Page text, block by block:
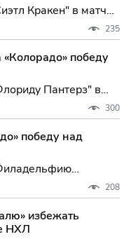
Кракен" в матче
хоккейной
со счетом
235
победу
Пантерз" в
Встреча,
со...
300
победу над
Встреча,
со счетом...
208
избежать
НХЛ